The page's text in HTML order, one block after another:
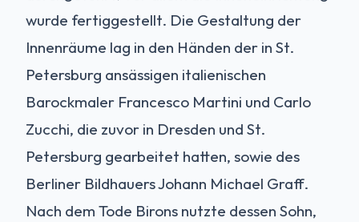
wurde fertiggestellt. Die Gestaltung der
Innenräume lag in den Händen der in St.
Petersburg ansässigen italienischen
Barockmaler Francesco Martini und Carlo
Zucchi, die zuvor in Dresden und St.
Petersburg gearbeitet hatten, sowie des
Berliner Bildhauers Johann Michael Graff.
Nach dem Tode Birons nutzte dessen Sohn,